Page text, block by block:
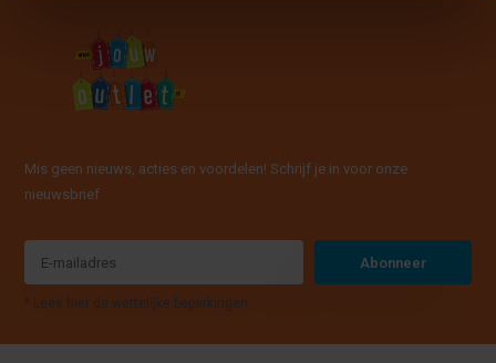
Mis geen nieuws, acties en voordelen! Schrijf je in voor onze
nieuwsbrief
Abonneer
* Lees hier de wettelijke beperkingen